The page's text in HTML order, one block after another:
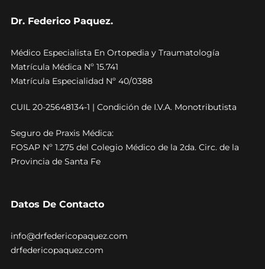
Dr. Federico Paquez.
Médico Especialista En Ortopedia y Traumatología
Matrícula Médica Nº 15.741
Matrícula Especialidad Nº 40/0388
CUIL 20-25648134-1 | Condición de I.V.A. Monotributista
Seguro de Praxis Médica:
FOSAP Nº 1.275 del Colegio Médico de la 2da. Circ. de la
Provincia de Santa Fe
Datos De Contacto
info@drfedericopaquez.com
drfedericopaquez.com